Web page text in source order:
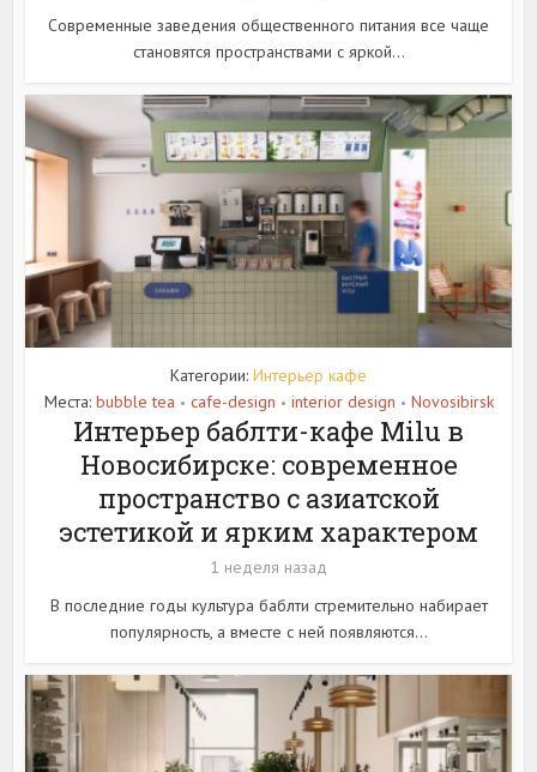
Современные заведения общественного питания все чаще
становятся пространствами с яркой...
Категории: Интерьер кафе
Места: bubble tea • cafe-design • interior design • Novosibirsk
Интерьер баблти-кафе Milu в
Новосибирске: современное
пространство с азиатской
эстетикой и ярким характером
1 неделя назад
В последние годы культура баблти стремительно набирает
популярность, а вместе с ней появляются...